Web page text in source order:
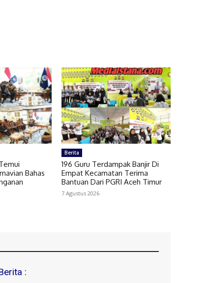
Bahas
Berita
196 Guru Terdampak Banjir Di
Empat Kecamatan Terima
Bantuan Dari PGRI Aceh Timur
7 Agustus 2026
: